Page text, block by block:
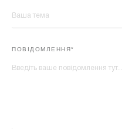
ПОВІДОМЛЕННЯ*